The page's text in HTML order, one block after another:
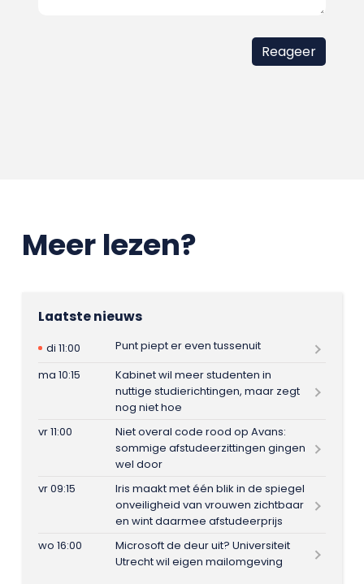
Meer lezen?
Laatste nieuws
di 11:00
Punt piept er even tussenuit
ma 10:15
Kabinet wil meer studenten in
nuttige studierichtingen, maar zegt
nog niet hoe
vr 11:00
Niet overal code rood op Avans:
sommige afstudeerzittingen gingen
wel door
vr 09:15
Iris maakt met één blik in de spiegel
onveiligheid van vrouwen zichtbaar
en wint daarmee afstudeerprijs
wo 16:00
Microsoft de deur uit? Universiteit
Utrecht wil eigen mailomgeving